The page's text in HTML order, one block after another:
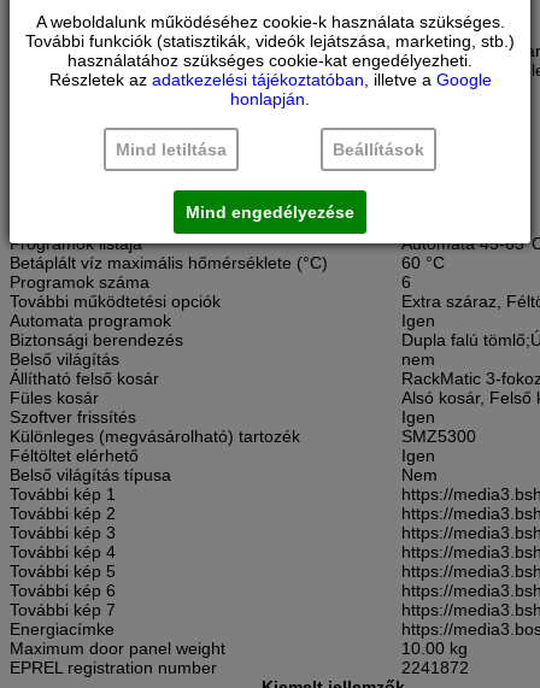
Késleltetési idő indítása max. (h)
Egy kosaras mosás
Nem lehetséges
Előrehaladás kijelző
Program-vége
Vízvédelmi rendszer leírása
3-szoros
Digitális visszaszámlálás kijelző
Igen
Igen
Igen
Különböző mosási hőmérsékletek száma
4
Adja meg a minimális mosási hőmérsékletet (°C)
Programok listája
Automata 45-
Betáplált víz maximális hőmérséklete (°C)
60 °C
Programok száma
6
További működtetési opciók
Extra száraz,
Automata programok
Igen
Biztonsági berendezés
Dupla falú
Belső világítás
nem
Állítható felső kosár
RackMatic 3-
Füles kosár
Alsó kosár, Felső
Szoftver frissítés
Igen
Különleges (megvásárolható) tartozék
SMZ5300
Féltöltet elérhető
Igen
Belső világítás típusa
Nem
További kép 1
https://
További kép 2
https://
További kép 3
https://
További kép 4
https://
További kép 5
https://
További kép 6
https://
További kép 7
https://
Energiacímke
https://
Maximum door panel weight
10.00 kg
EPREL registration number
2241872
A weboldalunk működéséhez cookie-k használata szükséges.
További funkciók (statisztikák, videók lejátszása, marketing, stb.)
használatához szükséges cookie-kat engedélyezheti.
Részletek az adatkezelési tájékoztatóban , illetve a Google
honlapján
Mind letiltása Beállítások
Mind engedélyezése